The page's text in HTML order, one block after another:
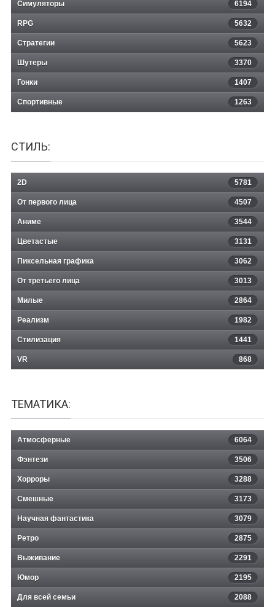
Симуляторы 6194
RPG 5632
Стратегии 5623
Шутеры 3370
Гонки 1407
Спортивные 1263
СТИЛЬ:
2D 5781
От первого лица 4507
Аниме 3544
Цветастые 3131
Пиксельная графика 3062
От третьего лица 3013
Милые 2864
Реализм 1982
Стилизация 1441
VR 868
ТЕМАТИКА:
Атмосферные 6064
Фэнтези 3506
Хорроры 3288
Смешные 3173
Научная фантастика 3079
Ретро 2875
Выживание 2291
Юмор 2195
Для всей семьи 2088